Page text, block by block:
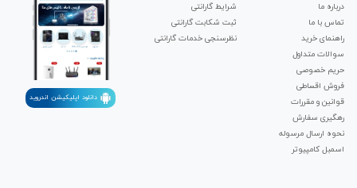
درباره ما
تماس با ما
راهنمای خرید
سوالات متداول
حریم خصوصی
فروش اقساطی
قوانین و مقررات
رهگیری سفارش
نحوه ارسال مرسوله
اسمبل کامپیوتر
شرایط گارانتی
ثبت شکابت‌ گارانتی
نظرسنجی خدمات گارانتی
دانلود اپلیکیشن اندروید